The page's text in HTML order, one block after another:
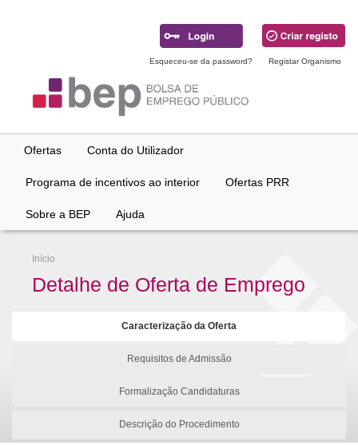
Esqueceu-se da password? Registar Organismo
Ofertas Conta do Utilizador
Programa de incentivos ao interior Ofertas PRR
Sobre a BEP Ajuda
Início
Detalhe de Oferta de Emprego
Caracterização da Oferta
Requisitos de Admissão
Formalização Candidaturas
Descrição do Procedimento